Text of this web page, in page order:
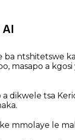
ba ntshitetswe
masapo a
dikwele tsa
mmolaye le